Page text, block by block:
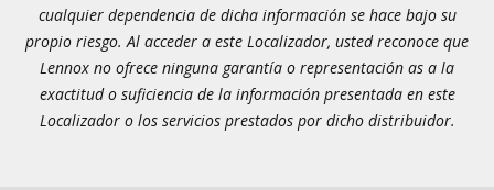
cualquier dependencia de dicha información se hace bajo su
propio riesgo. Al acceder a este Localizador, usted reconoce que
Lennox no ofrece ninguna garantía o representación as a la
exactitud o suficiencia de la información presentada en este
Localizador o los servicios prestados por dicho distribuidor.